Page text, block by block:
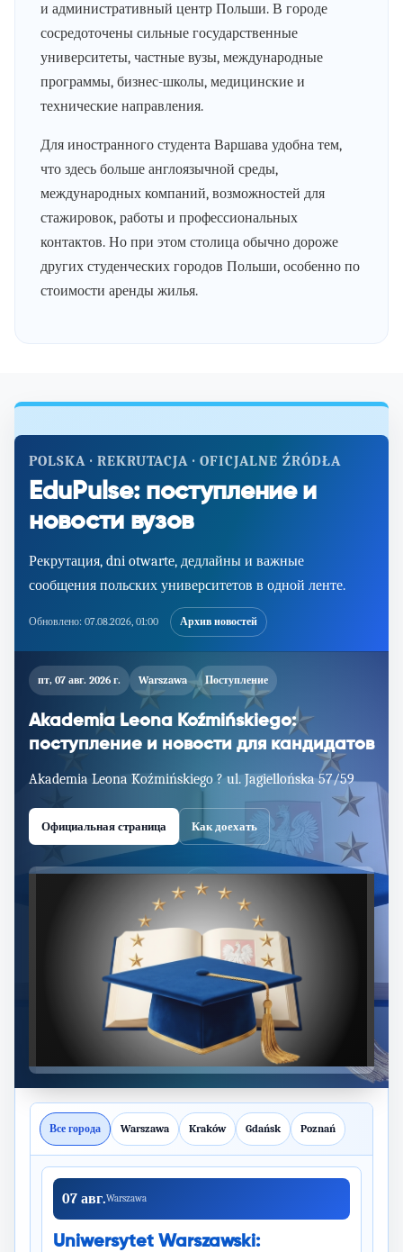
и административный центр Польши. В городе
сосредоточены сильные государственные
университеты, частные вузы, международные
программы, бизнес-школы, медицинские и
технические направления.
Для иностранного студента Варшава удобна тем,
что здесь больше англоязычной среды,
международных компаний, возможностей для
стажировок, работы и профессиональных
контактов. Но при этом столица обычно дороже
других студенческих городов Польши, особенно по
стоимости аренды жилья.
POLSKA · REKRUTACJA · OFICJALNE ŹRÓDŁA
EduPulse: поступление и
новости вузов
Рекрутация, dni otwarte, дедлайны и важные
сообщения польских университетов в одной ленте.
Обновлено: 07.08.2026, 01:00 Архив новостей
пт, 07 авг. 2026 г. Warszawa Поступление
Akademia Leona Koźmińskiego:
поступление и новости для кандидатов
Akademia Leona Koźmińskiego ? ul. Jagiellońska 57/59
Официальная страница Как доехать
Все города Warszawa Kraków Gdańsk Poznań
07 авг.Warszawa
Uniwersytet Warszawski: